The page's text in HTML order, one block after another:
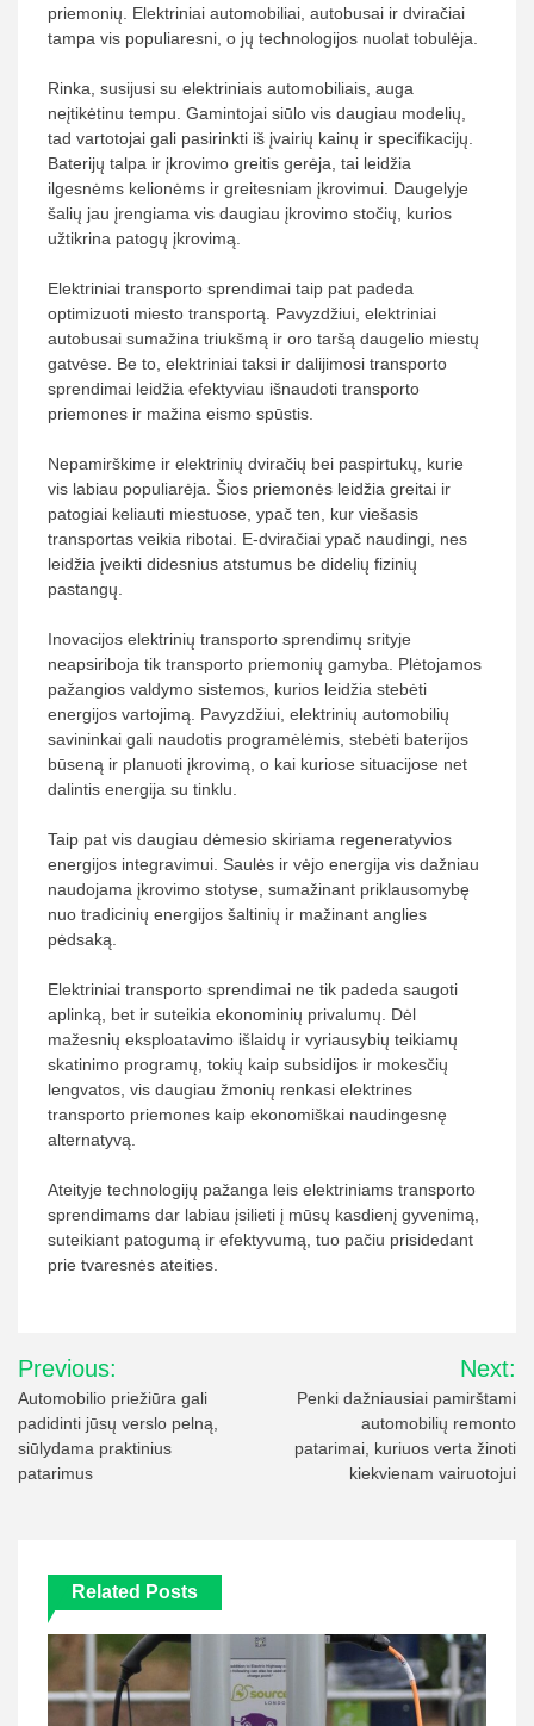
priemonių. Elektriniai automobiliai, autobusai ir dviračiai
tampa vis populiaresni, o jų technologijos nuolat tobulėja.
Rinka, susijusi su elektriniais automobiliais, auga
neįtikėtinu tempu. Gamintojai siūlo vis daugiau modelių,
tad vartotojai gali pasirinkti iš įvairių kainų ir specifikacijų.
Baterijų talpa ir įkrovimo greitis gerėja, tai leidžia
ilgesnėms kelionėms ir greitesniam įkrovimui. Daugelyje
šalių jau įrengiama vis daugiau įkrovimo stočių, kurios
užtikrina patogų įkrovimą.
Elektriniai transporto sprendimai taip pat padeda
optimizuoti miesto transportą. Pavyzdžiui, elektriniai
autobusai sumažina triukšmą ir oro taršą daugelio miestų
gatvėse. Be to, elektriniai taksi ir dalijimosi transporto
sprendimai leidžia efektyviau išnaudoti transporto
priemones ir mažina eismo spūstis.
Nepamirškime ir elektrinių dviračių bei paspirtukų, kurie
vis labiau populiarėja. Šios priemonės leidžia greitai ir
patogiai keliauti miestuose, ypač ten, kur viešasis
transportas veikia ribotai. E-dviračiai ypač naudingi, nes
leidžia įveikti didesnius atstumus be didelių fizinių
pastangų.
Inovacijos elektrinių transporto sprendimų srityje
neapsiriboja tik transporto priemonių gamyba. Plėtojamos
pažangios valdymo sistemos, kurios leidžia stebėti
energijos vartojimą. Pavyzdžiui, elektrinių automobilių
savininkai gali naudotis programėlėmis, stebėti baterijos
būseną ir planuoti įkrovimą, o kai kuriose situacijose net
dalintis energija su tinklu.
Taip pat vis daugiau dėmesio skiriama regeneratyvios
energijos integravimui. Saulės ir vėjo energija vis dažniau
naudojama įkrovimo stotyse, sumažinant priklausomybę
nuo tradicinių energijos šaltinių ir mažinant anglies
pėdsaką.
Elektriniai transporto sprendimai ne tik padeda saugoti
aplinką, bet ir suteikia ekonominių privalumų. Dėl
mažesnių eksploatavimo išlaidų ir vyriausybių teikiamų
skatinimo programų, tokių kaip subsidijos ir mokesčių
lengvatos, vis daugiau žmonių renkasi elektrines
transporto priemones kaip ekonomiškai naudingesnę
alternatyvą.
Ateityje technologijų pažanga leis elektriniams transporto
sprendimams dar labiau įsilieti į mūsų kasdienį gyvenimą,
suteikiant patogumą ir efektyvumą, tuo pačiu prisidedant
prie tvaresnės ateities.
Navigacija
tarp
įrašų
Previous:
Automobilio priežiūra gali
padidinti jūsų verslo pelną,
siūlydama praktinius
patarimus
Next:
Penki dažniausiai pamirštami
automobilių remonto
patarimai, kuriuos verta žinoti
kiekvienam vairuotojui
Related Posts